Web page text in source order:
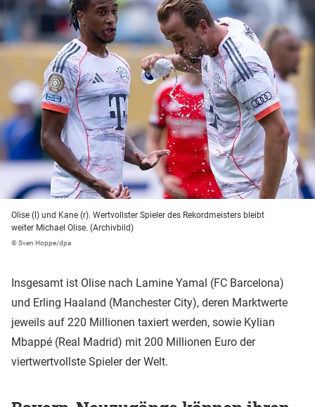
Olise (l) und Kane (r). Wertvollster Spieler des Rekordmeisters bleibt
weiter Michael Olise. (Archivbild)
© Sven Hoppe/dpa
Insgesamt ist Olise nach Lamine Yamal (FC Barcelona)
und Erling Haaland (Manchester City), deren Marktwerte
jeweils auf 220 Millionen taxiert werden, sowie Kylian
Mbappé (Real Madrid) mit 200 Millionen Euro der
viertwertvollste Spieler der Welt.